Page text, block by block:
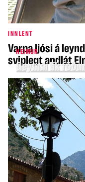
INNLENT
Varpa ljósi á
sviplegt andlát
HEIMUR
Geymdi lík